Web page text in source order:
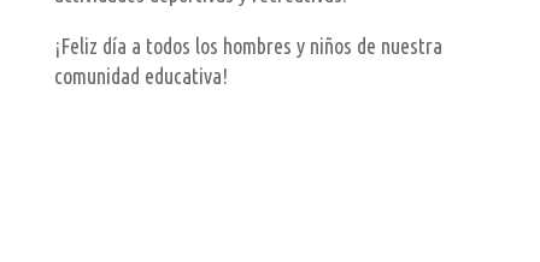
¡Feliz día a todos los hombres y niños de nuestra
comunidad educativa!